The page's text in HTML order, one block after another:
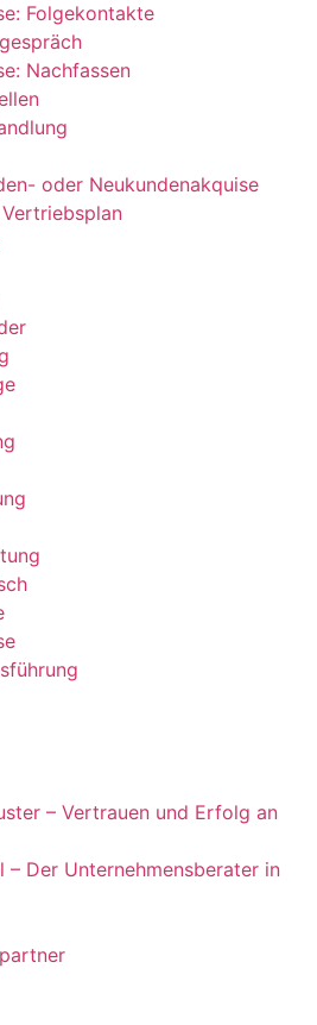
Folgekontakte
Nachfassen
oder Neukundenakquise
– Vertrauen und Erfolg an
– Der Unternehmensberater in